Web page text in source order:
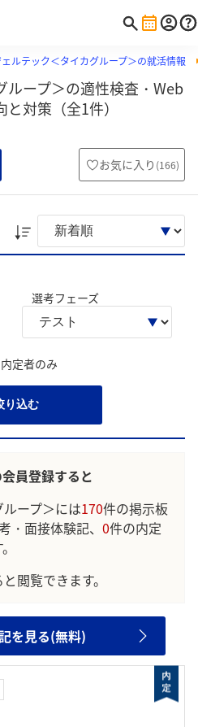
ルテック＜タイカグループ＞の就活情報
ループ＞の適性検査・Web
対策（全1件）
お気に入り (166)
選考フェーズ
内定者のみ
り込む
員登録すると
ープ＞には170件の掲示板
・面接体験記、 0件の内定
閲覧できます。
を見る(無料)